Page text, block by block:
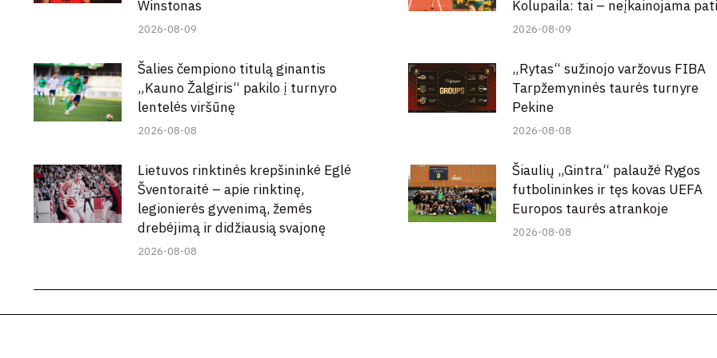
Winstonas
2026-08-09
Kolupaila: tai – neįkainojama
2026-08-09
Šalies čempiono titulą ginantis
„Kauno Žalgiris“ pakilo į turnyro
lentelės viršūnę
2026-08-08
„Rytas“ sužinojo varžovus FIBA
Tarpžemyninės taurės turnyre
Pekine
2026-08-08
Lietuvos rinktinės krepšininkė Eglė
Šventoraitė – apie rinktinę,
legionierės gyvenimą, žemės
drebėjimą ir didžiausią svajonę
2026-08-08
Šiaulių „Gintra“ palaužė Rygos
futbolininkes ir tęs kovas UEFA
Europos taurės atrankoje
2026-08-08